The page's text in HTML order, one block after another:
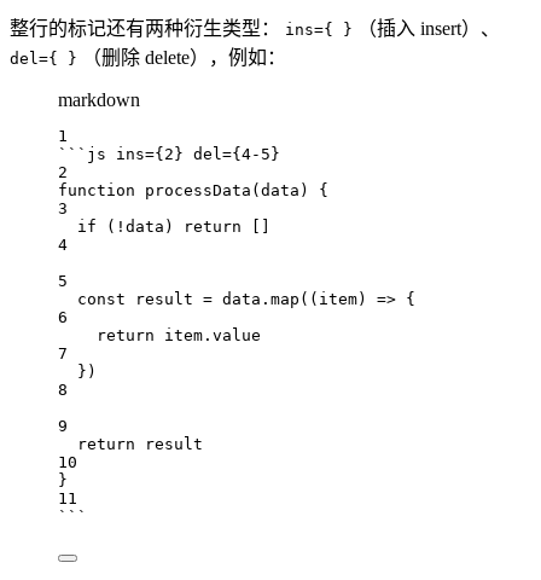
整行的标记还有两种衍生类型： ins={ } （插入 insert）、
del={ } （删除 delete），例如：
markdown
1
```js ins={2} del={4-5}
2
function
processData (data ) {
3
if ( ! data ) return []
4
5
const
result = data . map (( item) => {
6
return
item . value
7
})
8
9
return
result
10
}
11
```